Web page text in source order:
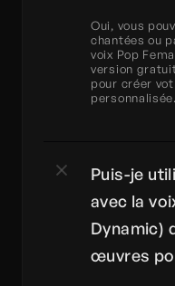
Oui, vous
chantées ou
voix Pop
version
pour créer
personnalisée.
Puis-je
avec la
Dynamic)
œuvres